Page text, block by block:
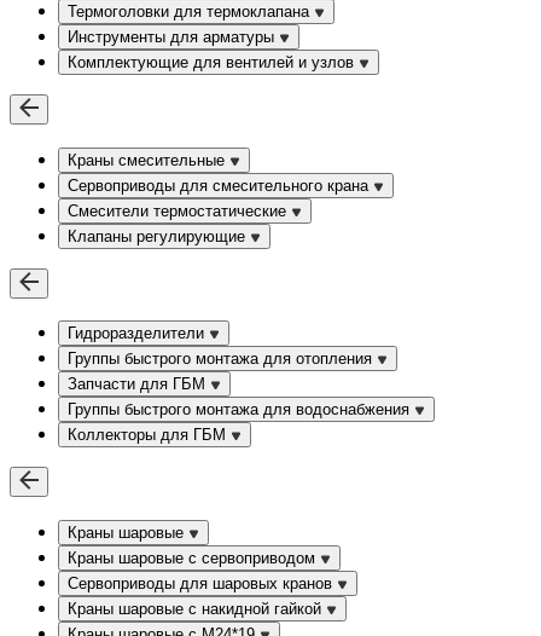
Термоголовки для термоклапана
Инструменты для арматуры
Комплектующие для вентилей и узлов
Краны смесительные
Сервоприводы для смесительного крана
Смесители термостатические
Клапаны регулирующие
Гидроразделители
Группы быстрого монтажа для отопления
Запчасти для ГБМ
Группы быстрого монтажа для водоснабжения
Коллекторы для ГБМ
Краны шаровые
Краны шаровые с сервоприводом
Сервоприводы для шаровых кранов
Краны шаровые с накидной гайкой